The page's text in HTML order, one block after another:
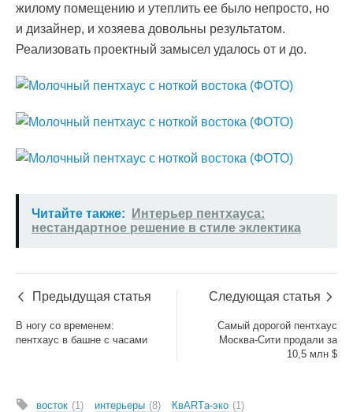
жилому помещению и утеплить ее было непросто, но
и дизайнер, и хозяева довольны результатом.
Реализовать проектный замысел удалось от и до.
Читайте также:
Интерьер пентхауса:
нестандартное решение в стиле эклектика
Предыдущая статья
В ногу со временем:
пентхаус в башне с часами
Следующая статья
Самый дорогой пентхаус
Москва-Сити продали за
10,5 млн $
восток 1 интерьеры 8 КвARTа-эко 1